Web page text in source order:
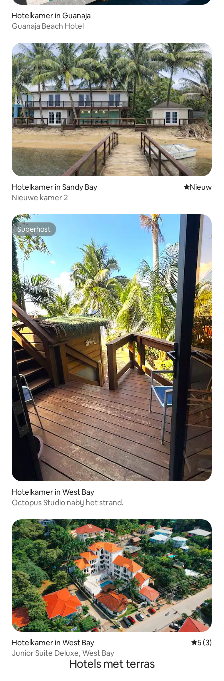
Hotelkamer in Guanaja
Guanaja Beach Hotel
Hotelkamer in Sandy Bay Nieuwe
Nieuw
Nieuwe kamer 2
Superhost
Superhost
Hotelkamer in West Bay
Octopus Studio nabij het strand.
Hotelkamer in West Bay
5 (3)
Junior Suite Deluxe, West Bay
Hotels met terras